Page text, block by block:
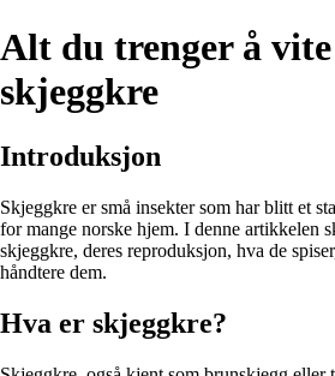
Alt du trenger å
skjeggkre
Introduksjon
Skjeggkre er små insekter som har blitt et
for mange norske hjem. I denne artikkelen
skjeggkre, deres reproduksjon, hva de
håndtere dem.
Hva er skjeggkre?